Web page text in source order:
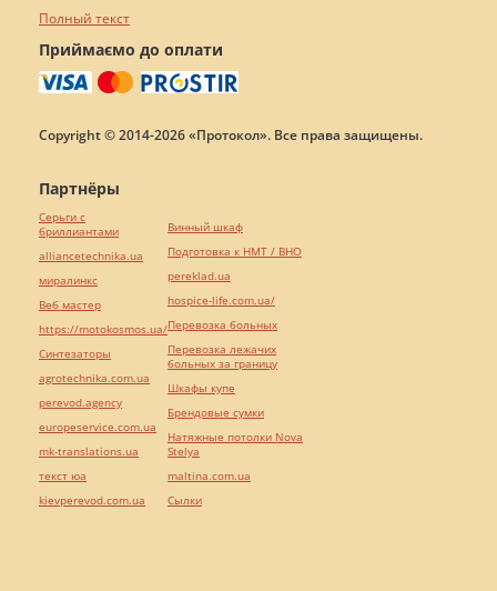
Полный текст
Приймаємо до оплати
Copyright © 2014-2026 «Протокол». Все права защищены.
Партнёры
Серьги с
бриллиантами
alliancetechnika.ua
миралинкс
Веб мастер
https://motokosmos.ua/
Синтезаторы
agrotechnika.com.ua
perevod.agency
europeservice.com.ua
mk-translations.ua
текст юа
kievperevod.com.ua
Винный шкаф
Подготовка к НМТ / ВНО
pereklad.ua
hospice-life.com.ua/
Перевозка больных
Перевозка лежачих
больных за границу
Шкафы купе
Брендовые сумки
Натяжные потолки Nova
Stelya
maltina.com.ua
Cылки